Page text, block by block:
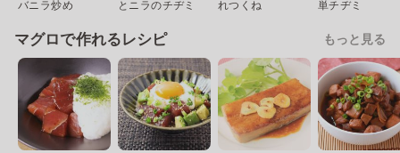
バニラ炒め とニラのチヂミ れつくね 単チヂミ
マグロで作れるレシピ もっと見る